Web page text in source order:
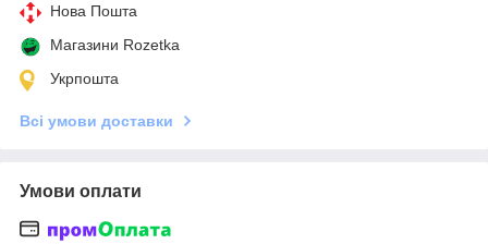
Нова Пошта
Магазини Rozetka
Укрпошта
Всі умови доставки
Умови оплати